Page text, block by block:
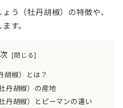
う（牡丹胡椒）の特徴や、
す。
胡椒）とは？
丹胡椒）の産地
丹胡椒）とピーマンの違い